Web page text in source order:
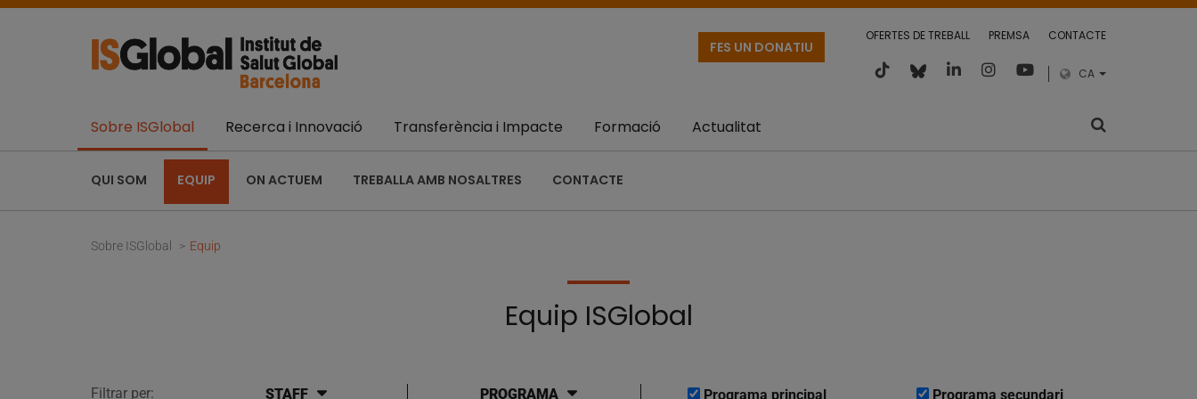
OFERTES DE TREBALL PREMSA CONTACTE
CA
FES UN DONATIU
Sobre ISGlobal
QUI SOM EQUIP ON ACTUEM TREBALLA AMB NOSALTRES CONTACTE
Recerca i Innovació Transferència i Impacte Formació Actualitat
Sobre ISGlobal Equip
Equip ISGlobal
Filtrar per: STAFF PROGRAMA Programa principal Programa secundari